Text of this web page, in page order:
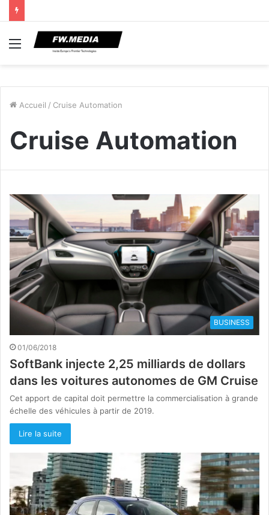
Menu
Accueil / Cruise Automation
Cruise Automation
BUSINESS
01/06/2018
SoftBank injecte 2,25 milliards de dollars
dans les voitures autonomes de GM Cruise
Cet apport de capital doit permettre la commercialisation à grande
échelle des véhicules à partir de 2019.
Lire la suite